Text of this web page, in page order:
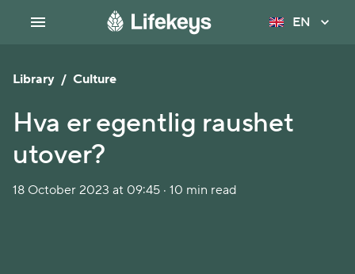
EN
Library / Culture
Hva er egentlig raushet
utover?
18 October 2023 at 09:45 · 10 min read